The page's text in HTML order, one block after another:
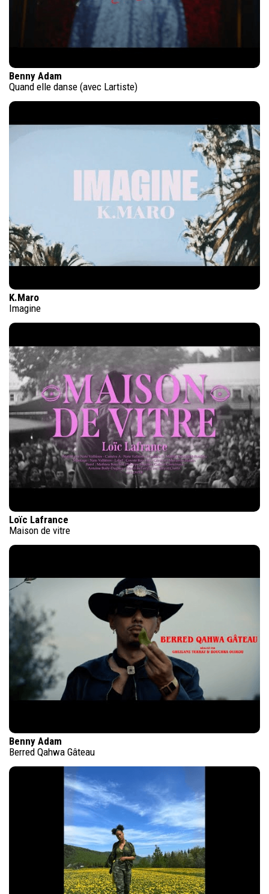
Benny Adam
Quand elle danse (avec Lartiste)
K.Maro
Imagine
Loïc Lafrance
Maison de vitre
Benny Adam
Berred Qahwa Gâteau